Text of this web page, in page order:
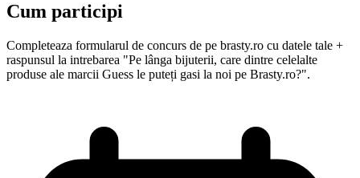
Cum participi
Completeaza formularul de concurs de pe brasty.ro cu datele tale +
raspunsul la intrebarea "Pe lânga bijuterii, care dintre celelalte
produse ale marcii Guess le puteți gasi la noi pe Brasty.ro?".